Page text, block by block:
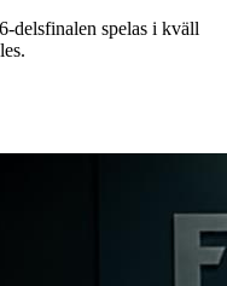
delsfinalen spelas i kväll